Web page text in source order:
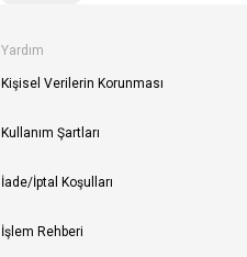
Yardım
Kişisel Verilerin Korunması
Kullanım Şartları
İade/İptal Koşulları
İşlem Rehberi